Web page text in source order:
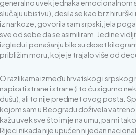
generalno uvek jednaka emocionalnom
slučaju ubistvu), desila se kao brz
iz narkoze, govorila sam srpski, jela
sve od sebe da se asimiliram. Jedine
izgledu i ponašanju bile su deset
približim moru, koje je trajalo više od
O razlikama između hrvatskog i
napisati strane i strane (i to ću sigurno
dušu), ali to nije predmet ovog posta.
kojom sam u Beogradu doživela
kažu uvek sve što im je na umu, pa mi
Rijeci nikada nije upućen ni jedan